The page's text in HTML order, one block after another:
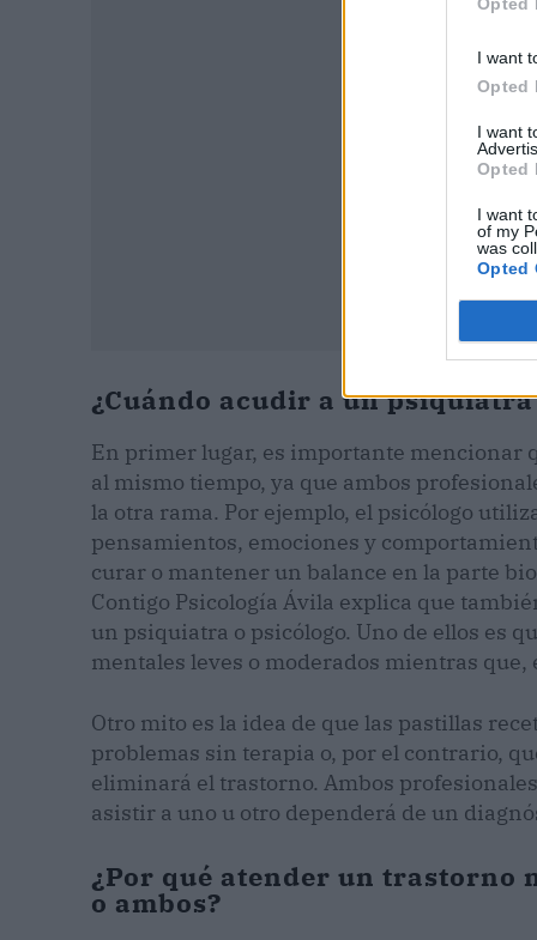
I want
Opted
I want
Opted
I want
of my
was
Opted
¿Cuándo acudir a un
En primer lugar, es importante mencionar
al mismo tiempo, ya que ambos
la otra rama. Por ejemplo, el psicólogo
pensamientos, emociones y
curar o mantener un balance en la parte
Contigo Psicología Ávila explica que
un psiquiatra o psicólogo. Uno de ellos es
mentales leves o moderados mientras
Otro mito es la idea de que las pastillas
problemas sin terapia o, por el contrario,
eliminará el trastorno. Ambos
asistir a uno u otro dependerá de un
¿Por qué atender un trastorno
o ambos?